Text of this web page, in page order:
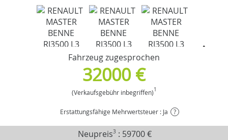
Fahrzeug zugesprochen
32000 €
(Verkaufsgebühr inbegriffen)1
Erstattungsfähige Mehrwertsteuer : Ja ?
Neupreis3 : 59700 €